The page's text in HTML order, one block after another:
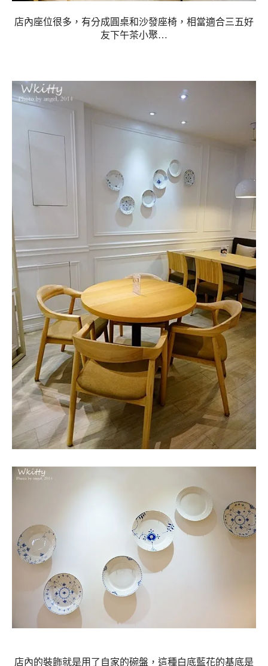
店內座位很多，有分成圓桌和沙發座椅，相當適合三五好
友下午茶小聚…
店內的裝飾就是用了自家的碗盤，這種白底藍花的基底是